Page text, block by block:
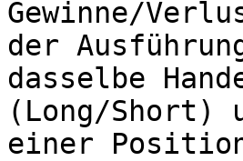
Gewinne/
der
dasselbe
(Long/Short)
einer Position